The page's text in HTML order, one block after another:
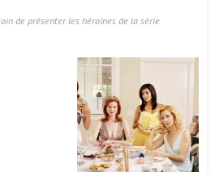
de présenter les héroïnes de la série